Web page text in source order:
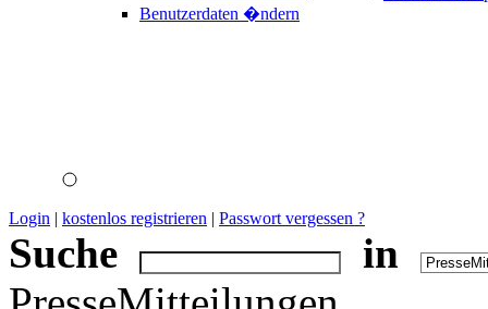
Benutzerdaten �ndern
Login | kostenlos registrieren | Passwort vergessen ?
Suche
in